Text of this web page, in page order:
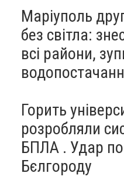
Маріуполь
без світла:
всі райони,
Горить
розробляли
БПЛА . Удар по
Бєлгороду